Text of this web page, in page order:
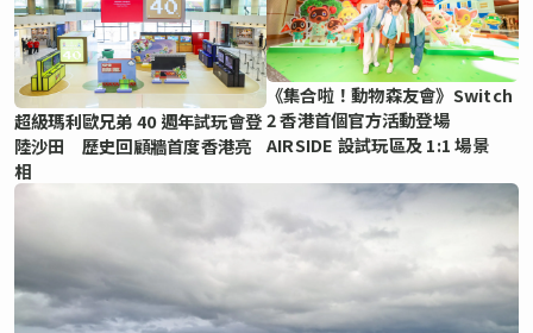
超級瑪利歐兄弟 40 週年試玩會登
陸沙田 歷史回顧牆首度香港亮
相
《集合啦！動物森友會》Switch
2 香港首個官方活動登場
AIRSIDE 設試玩區及 1:1 場景